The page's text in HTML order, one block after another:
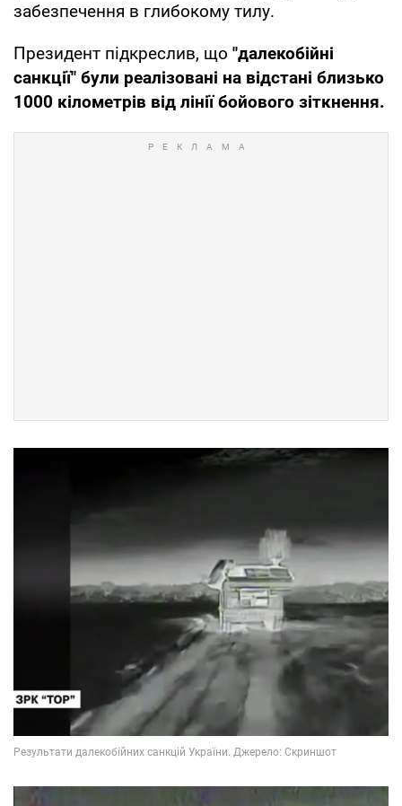
забезпечення в глибокому тилу.
Президент підкреслив, що "далекобійні
санкції" були реалізовані на відстані близько
1000 кілометрів від лінії бойового зіткнення.